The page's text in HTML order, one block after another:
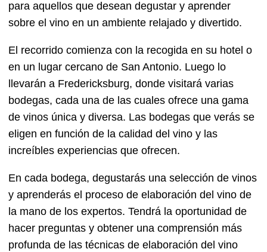
para aquellos que desean degustar y aprender
sobre el vino en un ambiente relajado y divertido.
El recorrido comienza con la recogida en su hotel o
en un lugar cercano de San Antonio. Luego lo
llevarán a Fredericksburg, donde visitará varias
bodegas, cada una de las cuales ofrece una gama
de vinos única y diversa. Las bodegas que verás se
eligen en función de la calidad del vino y las
increíbles experiencias que ofrecen.
En cada bodega, degustarás una selección de vinos
y aprenderás el proceso de elaboración del vino de
la mano de los expertos. Tendrá la oportunidad de
hacer preguntas y obtener una comprensión más
profunda de las técnicas de elaboración del vino